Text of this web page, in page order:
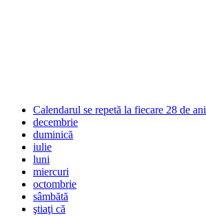
Calendarul se repetă la fiecare 28 de ani
decembrie
duminică
iulie
luni
miercuri
octombrie
sâmbătă
ştiaţi că